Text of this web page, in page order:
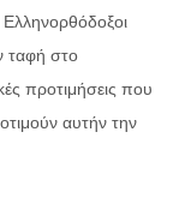
ταφή στο
προτιμήσεις που
αυτήν την